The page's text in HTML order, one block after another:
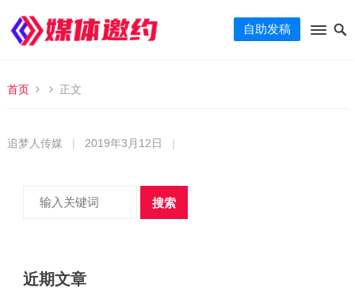
自助发稿
首页 正文
追梦人传媒 2019年3月12日
搜索
近期文章